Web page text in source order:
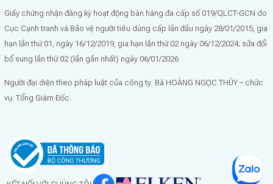
Giấy chứng nhận đăng ký hoạt động bán hàng đa cấp số 019/QLCT-GCN do
Cục Cạnh tranh và Bảo vệ người tiêu dùng cấp lần đầu ngày 28/01/2015, gia
hạn lần thứ 01, ngày 16/12/2019, gia hạn lần thứ 02 ngày 06/12/2024; sửa đổi
bổ sung lần thứ 02 (lần gần nhất) ngày 06/01/2026
Người đại diện theo pháp luật của công ty: Bà HOÀNG NGỌC THÚY – chức
vụ: Tổng Giám Đốc.